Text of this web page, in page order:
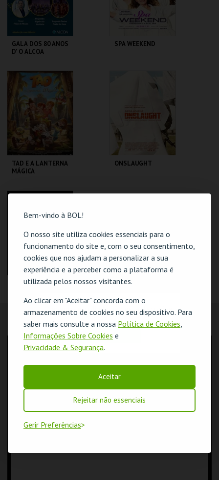
Bem-vindo à BOL!
O nosso site utiliza cookies essenciais para o
funcionamento do site e, com o seu consentimento,
cookies que nos ajudam a personalizar a sua
experiência e a perceber como a plataforma é
utilizada pelos nossos visitantes.
Ao clicar em "Aceitar" concorda com o
armazenamento de cookies no seu dispositivo. Para
saber mais consulte a nossa Política de Cookies
Informações Sobre Cookies e
Privacidade & Segurança.
Aceitar
Rejeitar não essenciais
Gerir Preferências
COMPRAR COMPRAR
GALA DOS 80 ANOS
D' O ALCOA
CINE-TEATRO DE
ALCOBAÇA
MAIS INFO
COMPRAR
SPA WEEKEND
TAD E A LANTERNA
MÁGICA
CINE-TEATRO DE
COMPRAR
ONSLAUGHT
CINE-TEATRO DE
COMPRAR
SANTO ANTÓNIO, O
LISBOA
CINE-TEATRO DE
ALCOBAÇA
MAIS INFO
COMPRAR
LOCALIZAÇÃO
MORADA
2461-501 Alcobaça
N: 39º33'08"
O evento escolhido não está disponível
OK